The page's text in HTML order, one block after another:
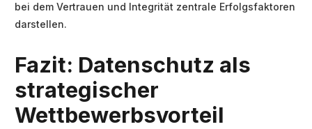
bei dem Vertrauen und Integrität zentrale Erfolgsfaktoren
darstellen.
Fazit: Datenschutz als
strategischer
Wettbewerbsvorteil